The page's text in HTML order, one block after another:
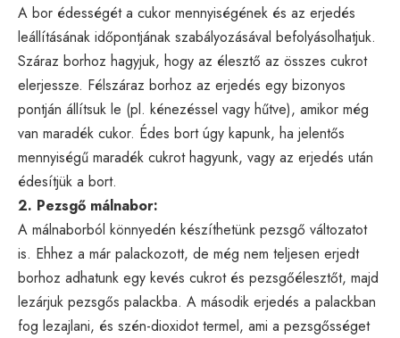
A bor édességét a cukor mennyiségének és az erjedés
leállításának időpontjának szabályozásával befolyásolhatjuk.
Száraz borhoz hagyjuk, hogy az élesztő az összes cukrot
elerjessze. Félszáraz borhoz az erjedés egy bizonyos
pontján állítsuk le (pl. kénezéssel vagy hűtve), amikor még
van maradék cukor. Édes bort úgy kapunk, ha jelentős
mennyiségű maradék cukrot hagyunk, vagy az erjedés után
édesítjük a bort.
2. Pezsgő málnabor:
A málnaborból könnyedén készíthetünk pezsgő változatot
is. Ehhez a már palackozott, de még nem teljesen erjedt
borhoz adhatunk egy kevés cukrot és pezsgőélesztőt, majd
lezárjuk pezsgős palackba. A második erjedés a palackban
fog lezajlani, és szén-dioxidot termel, ami a pezsgősséget